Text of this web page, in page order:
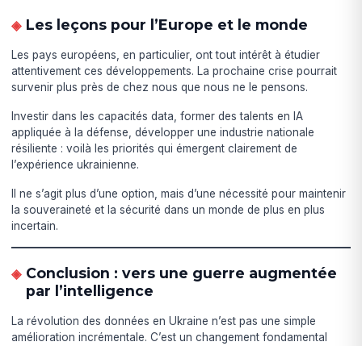
Les leçons pour l’Europe et le monde
Les pays européens, en particulier, ont tout intérêt à étudier
attentivement ces développements. La prochaine crise pourrait
survenir plus près de chez nous que nous ne le pensons.
Investir dans les capacités data, former des talents en IA
appliquée à la défense, développer une industrie nationale
résiliente : voilà les priorités qui émergent clairement de
l’expérience ukrainienne.
Il ne s’agit plus d’une option, mais d’une nécessité pour maintenir
la souveraineté et la sécurité dans un monde de plus en plus
incertain.
Conclusion : vers une guerre augmentée
par l’intelligence
La révolution des données en Ukraine n’est pas une simple
amélioration incrémentale. C’est un changement fondamental